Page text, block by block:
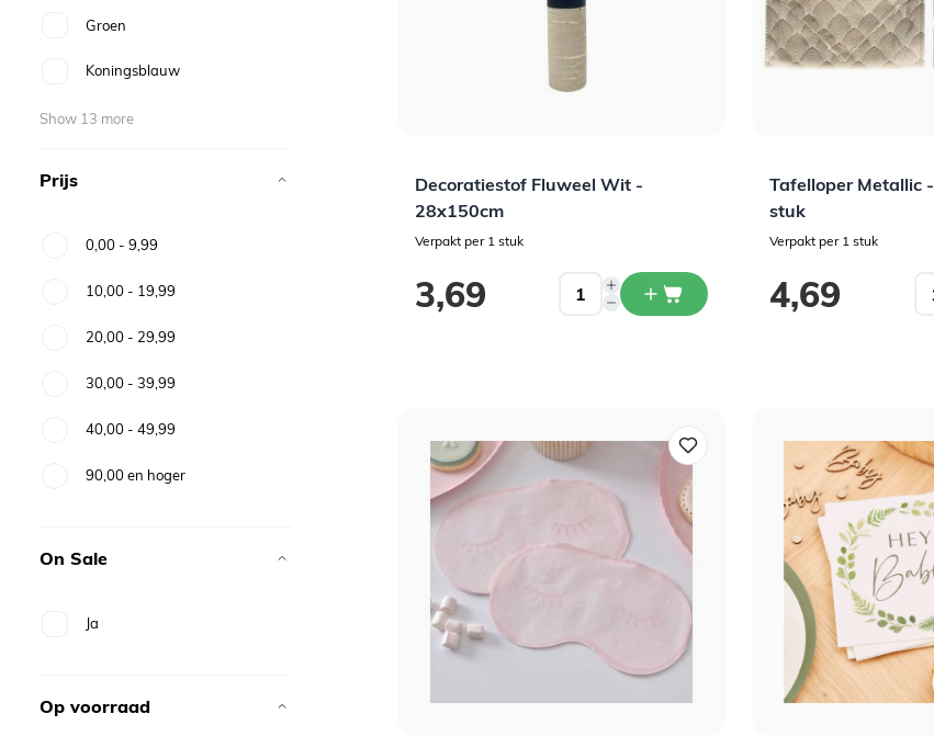
Groen
Koningsblauw
Show 13 more
Prijs
0,00 - 9,99
10,00 - 19,99
20,00 - 29,99
30,00 - 39,99
40,00 - 49,99
90,00en hoger
On Sale
Ja
Op voorraad
Decoratiestof Fluweel Wit -
28x150cm
Verpakt per 1 stuk
3,69
Tafelloper Metallic
stuk
Verpakt per 1 stuk
4,69